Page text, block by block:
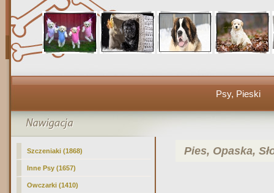
Psy, Pieski
Szczeniaki (1868)
Inne Psy (1657)
Owczarki (1410)
Pies, Opaska,